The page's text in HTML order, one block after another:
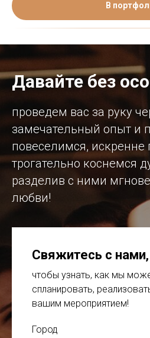
В
Давайте без
проведем вас за руку
замечательный опыт и
повеселимся, искренне
трогательно коснемся
разделив с ними
любви!
Свяжитесь с нами,
чтобы узнать, как мы
спланировать,
вашим мероприятием!
Город